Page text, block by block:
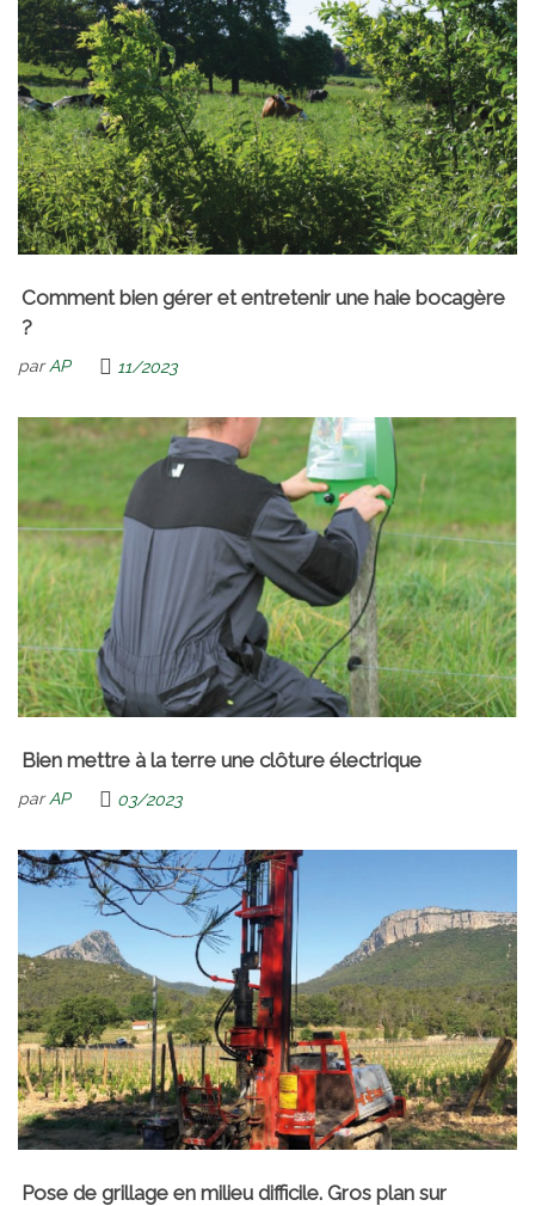
Comment bien gérer et entretenir une haie bocagère
?
parAP 11/2023
Bien mettre à la terre une clôture électrique
parAP 03/2023
Pose de grillage en milieu difficile. Gros plan sur